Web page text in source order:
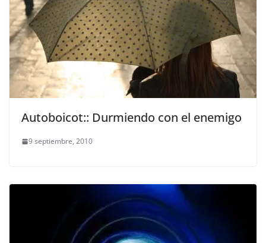
Autoboicot:: Durmiendo con el enemigo
9 septiembre, 2010